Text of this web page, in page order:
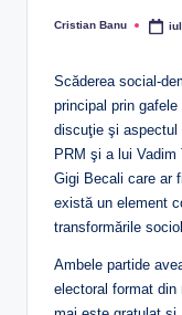
Posted
Cristian Banu
Scăderea social-
principal prin
discuţie şi aspectul
PRM şi a lui
Gigi Becali care ar
există un element
transformările
Ambele partide
electoral format